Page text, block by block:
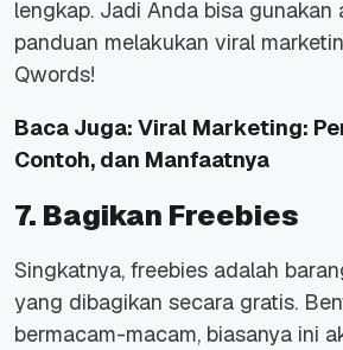
lengkap. Jadi Anda bisa gunakan
panduan melakukan viral
Qwords!
Baca Juga: Viral Marketing:
Contoh, dan Manfaatnya
7. Bagikan Freebies
Singkatnya, freebies adalah
yang dibagikan secara gratis.
bermacam-macam, biasanya ini